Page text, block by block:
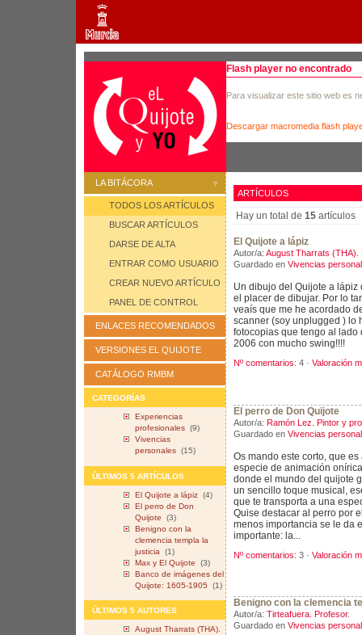
Flash player no encontrado
Para visualizar este sitio web es
Descargar macromedia flash
LA BITÁCORA
TODOS LOS ARTÍCULOS
BUSCAR ARTÍCULOS
DARSE DE ALTA
ENTRAR COMO USUARIO
CREAR NUEVO ARTÍCULO
PANEL DE CONTROL
ENLACES RECOMENDADOS
VERSIONES EL QUIJOTE
CATÁLOGO RMBM
CATEGORÍAS
Experiencias
profesionales (9)
Vivencias
personales (15)
ÚLTIMOS 5 ARTÍCULOS
El Quijote a lápiz (4)
El perro de Don
Quijote
(3)
Benigno con la
clemencia templa la
justicia
(1)
Max y El Quijote
(3)
Banco de imágenes del
Quijote: 1605-1905
(1)
ÚLTIMOS 5 AUTORES
August Tharrats (THA).
ARTÍCULOS
Hay un total de 15 artículos
El Quijote a lápiz
Autor/a: August Tharrats (THA).
Guardado en Vivencias
Un dibujo del Quijote a lápiz
el placer de dibujar. Por lo
veaís que me he acordado
scanner (soy unplugged ) lo
fotocopias que tengo al
2006 con mucho swing!!!!
Nº comentarios: 4 · Valoración
El perro de Don Quijote
Autor/a: Ramón Lez. Pintor y
Guardado en Vivencias
Os mando este corto, que
especie de animación
donde el mundo del quijote
un sencillo toque musical,
que te transporta a una
Quise destacar al perro por
menos importancia se le da
importante: la...
Nº comentarios: 3 · Valoración
Benigno con la clemencia
Autor/a: Tirteafuera. Profesor.
Guardado en Vivencias